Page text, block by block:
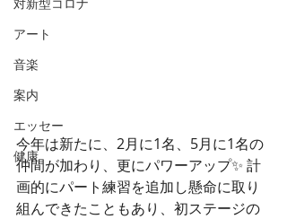
アート
音楽
案内
エッセー
健康
今年は新たに、2月に1名、5月に1名の
仲間が加わり、更にパワーアップ✨ 計
画的にパート練習を追加し懸命に取り
組んできたこともあり、初ステージの